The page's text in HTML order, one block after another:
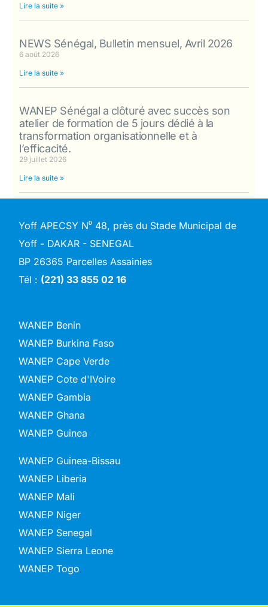
Lire la suite »
NEWS Sénégal, Bulletin mensuel, Avril 2026
6 août 2026
Lire la suite »
WANEP Sénégal a clôturé avec succès son
atelier de formation de 5 jours dédié à la
transformation organisationnelle et à
l’efficacité.
29 juillet 2026
Lire la suite »
Yoff APECSY N⁰ 48, près du Stade Municipal de
Yoff - DAKAR - SENEGAL
BP 26365 Parcelles Assainies
Tél : (221) 33 855 02 16
WANEP Benin
WANEP Burkina Faso
WANEP Cape Verde
WANEP Cote d'IVoire
WANEP Gambia
WANEP Ghana
WANEP Guinea
WANEP Guinea-Bissau
WANEP Liberia
WANEP Mali
WANEP Niger
WANEP Senegal
WANEP Sierra Leone
WANEP Togo